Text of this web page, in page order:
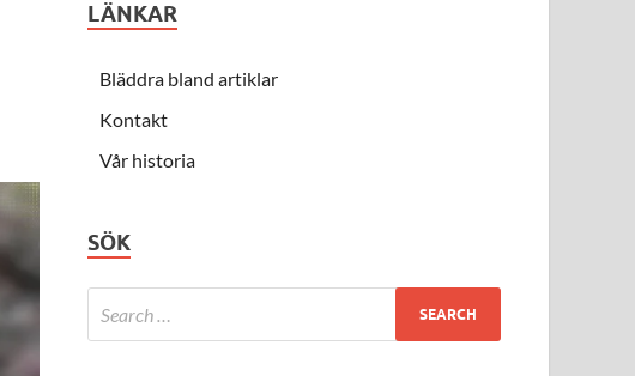
LÄNKAR
Bläddra bland artiklar
Kontakt
Vår historia
SÖK